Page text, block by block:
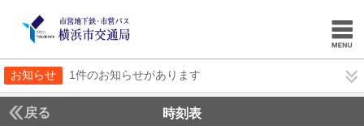
お知らせ 1件のお知らせがあります
戻る 時刻表